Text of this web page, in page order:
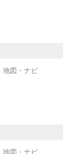
地図・ナビ
地図・ナビ